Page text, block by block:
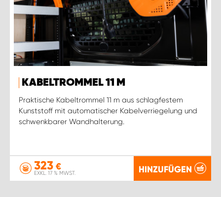
KABELTROMMEL 11 M
Praktische Kabeltrommel 11 m aus schlagfestem
Kunststoff mit automatischer Kabelverriegelung und
schwenkbarer Wandhalterung.
323 €
EXKL. 17 % MWST. HINZUFÜGEN